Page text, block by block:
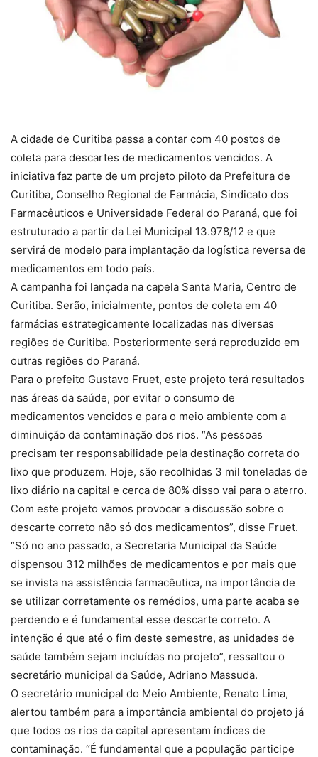
A cidade de Curitiba passa a contar com 40 postos de
coleta para descartes de medicamentos vencidos. A
iniciativa faz parte de um projeto piloto da Prefeitura de
Curitiba, Conselho Regional de Farmácia, Sindicato dos
Farmacêuticos e Universidade Federal do Paraná, que foi
estruturado a partir da Lei Municipal 13.978/12 e que
servirá de modelo para implantação da logística reversa de
medicamentos em todo país.
A campanha foi lançada na capela Santa Maria, Centro de
Curitiba. Serão, inicialmente, pontos de coleta em 40
farmácias estrategicamente localizadas nas diversas
regiões de Curitiba. Posteriormente será reproduzido em
outras regiões do Paraná.
Para o prefeito Gustavo Fruet, este projeto terá resultados
nas áreas da saúde, por evitar o consumo de
medicamentos vencidos e para o meio ambiente com a
diminuição da contaminação dos rios. “As pessoas
precisam ter responsabilidade pela destinação correta do
lixo que produzem. Hoje, são recolhidas 3 mil toneladas de
lixo diário na capital e cerca de 80% disso vai para o aterro.
Com este projeto vamos provocar a discussão sobre o
descarte correto não só dos medicamentos”, disse Fruet.
“Só no ano passado, a Secretaria Municipal da Saúde
dispensou 312 milhões de medicamentos e por mais que
se invista na assistência farmacêutica, na importância de
se utilizar corretamente os remédios, uma parte acaba se
perdendo e é fundamental esse descarte correto. A
intenção é que até o fim deste semestre, as unidades de
saúde também sejam incluídas no projeto”, ressaltou o
secretário municipal da Saúde, Adriano Massuda.
O secretário municipal do Meio Ambiente, Renato Lima,
alertou também para a importância ambiental do projeto já
que todos os rios da capital apresentam índices de
contaminação. “É fundamental que a população participe